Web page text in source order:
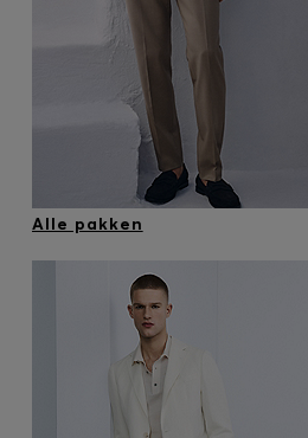
Inloggen / Registreren
Favoriet (
Artikelen)
FAQ & help en contact
Winkelzoeker
Taal (BE €)
Alle pakken